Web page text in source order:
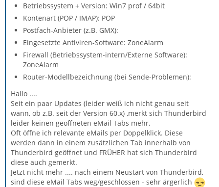
Betriebssystem + Version: Win7 prof / 64bit
Kontenart (POP / IMAP): POP
Postfach-Anbieter (z.B. GMX):
Eingesetzte Antiviren-Software: ZoneAlarm
Firewall (Betriebssystem-intern/Externe Software):
ZoneAlarm
Router-Modellbezeichnung (bei Sende-Problemen):
Hallo ....
Seit ein paar Updates (leider weiß ich nicht genau seit
wann, ob z.B. seit der Version 60.x) ,merkt sich Thunderbird
leider keinen geöffneten eMail Tabs mehr.
Oft öffne ich relevante eMails per Doppelklick. Diese
werden dann in einem zusätzlichen Tab innerhalb von
Thunderbird geöffnet und FRÜHER hat sich Thunderbird
diese auch gemerkt.
Jetzt nicht mehr .... nach einem Neustart von Thunderbird,
sind diese eMail Tabs weg/geschlossen - sehr ärgerlich